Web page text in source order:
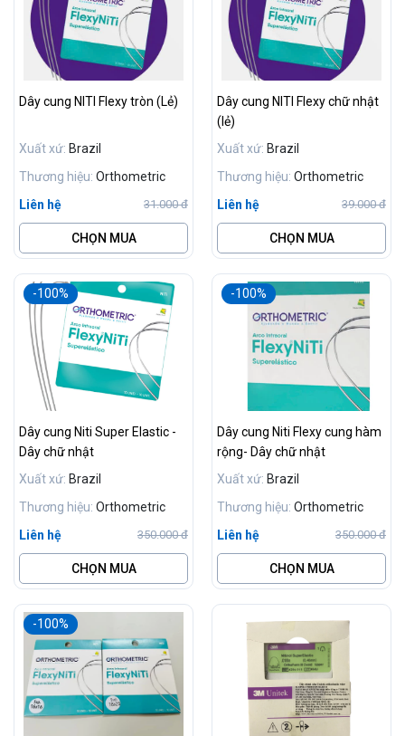
Dây cung NITI Flexy tròn (Lẻ)
Xuất xứ: Brazil
Thương hiệu: Orthometric
Liên hệ
31.000 đ
CHỌN MUA
Dây cung NITI Flexy chữ nhật
(lẻ)
Xuất xứ: Brazil
Thương hiệu: Orthometric
Liên hệ
39.000 đ
CHỌN MUA
Dây cung Niti Super Elastic -
Dây chữ nhật
Xuất xứ: Brazil
Thương hiệu: Orthometric
Liên hệ
350.000 đ
CHỌN MUA
-100%
Dây cung Niti Flexy cung hàm
rộng- Dây chữ nhật
Xuất xứ: Brazil
Thương hiệu: Orthometric
Liên hệ
350.000 đ
CHỌN MUA
-100%
-100%